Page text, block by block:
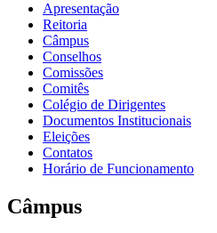
Apresentação
Reitoria
Câmpus
Conselhos
Comissões
Comitês
Colégio de Dirigentes
Documentos Institucionais
Eleições
Contatos
Horário de Funcionamento
Câmpus